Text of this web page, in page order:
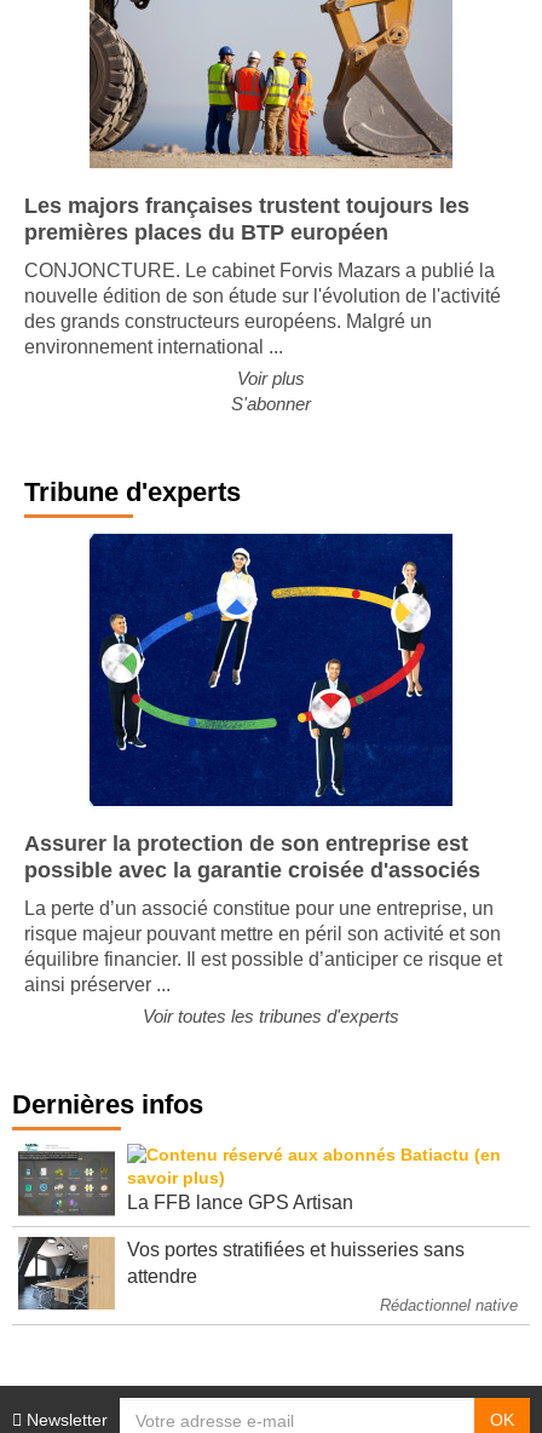
Les majors françaises trustent toujours les
premières places du BTP européen
CONJONCTURE. Le cabinet Forvis Mazars a publié la
nouvelle édition de son étude sur l'évolution de l'activité
des grands constructeurs européens. Malgré un
environnement international ...
Voir plus
S'abonner
Tribune d'experts
Assurer la protection de son entreprise est
possible avec la garantie croisée d'associés
La perte d’un associé constitue pour une entreprise, un
risque majeur pouvant mettre en péril son activité et son
équilibre financier. Il est possible d’anticiper ce risque et
ainsi préserver ...
Voir toutes les tribunes d'experts
Dernières infos
La FFB lance GPS Artisan
Vos portes stratifiées et huisseries sans
attendre
Rédactionnel native
Newsletter